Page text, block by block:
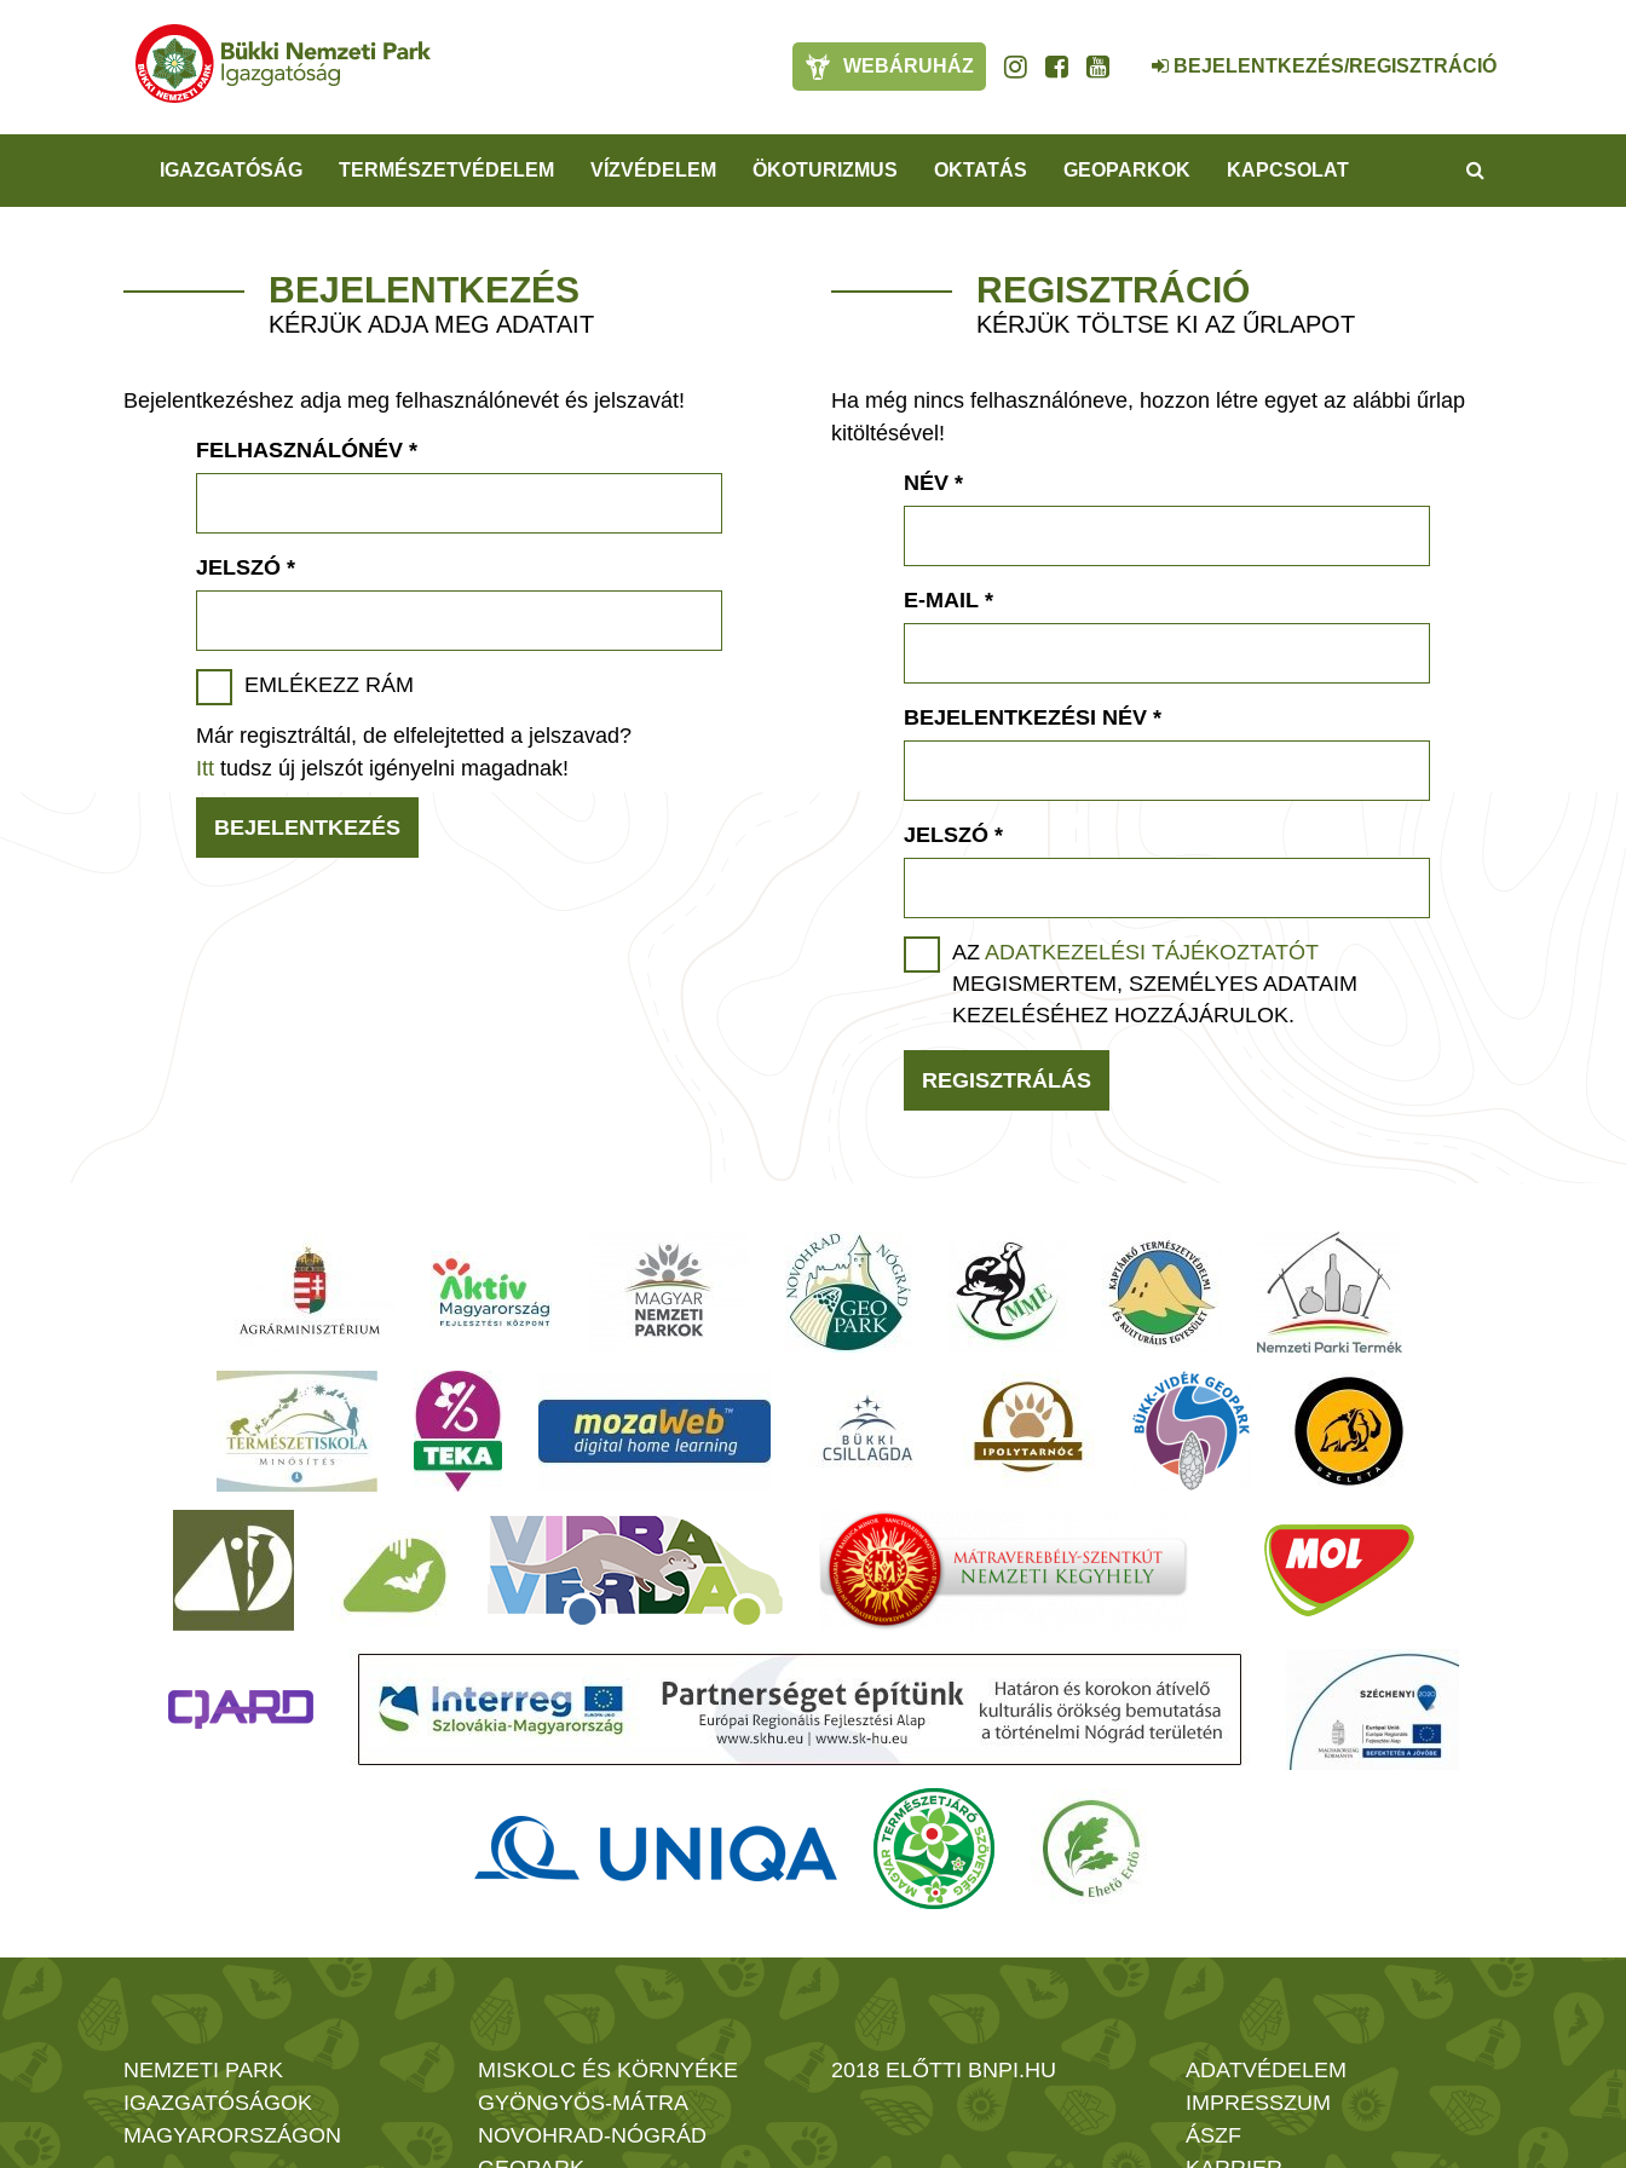
WEBÁRUHÁZ BEJELENTKEZÉS/REGISZTRÁCIÓ
IGAZGATÓSÁG TERMÉSZETVÉDELEM VÍZVÉDELEM ÖKOTURIZMUS OKTATÁS GEOPARKOK KAPCSOLAT
BEJELENTKEZÉS
KÉRJÜK ADJA MEG ADATAIT
Bejelentkezéshez adja meg felhasználónevét és jelszavát!
FELHASZNÁLÓNÉV *
JELSZÓ *
EMLÉKEZZ RÁM
Már regisztráltál, de elfelejtetted a jelszavad?
Itt tudsz új jelszót igényelni magadnak!
BEJELENTKEZÉS
REGISZTRÁCIÓ
KÉRJÜK TÖLTSE KI AZ ŰRLAPOT
Ha még nincs felhasználóneve, hozzon létre egyet az alábbi űrlap
kitöltésével!
NÉV *
E-MAIL *
BEJELENTKEZÉSI NÉV *
JELSZÓ *
AZ ADATKEZELÉSI TÁJÉKOZTATÓT
MEGISMERTEM, SZEMÉLYES ADATAIM
KEZELÉSÉHEZ HOZZÁJÁRULOK.
REGISZTRÁLÁS
NEMZETI PARK
IGAZGATÓSÁGOK
MAGYARORSZÁGON
MISKOLC ÉS KÖRNYÉKE
GYÖNGYÖS-MÁTRA
NOVOHRAD-NÓGRÁD
2018 ELŐTTI BNPI.HU
ADATVÉDELEM
IMPRESSZUM
ÁSZF